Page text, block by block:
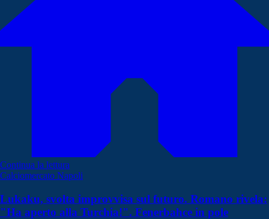
Continua la lettura
Calciomercato Napoli
Lukaku, svolta improvvisa sul futuro. Romano rivela:
"Ha aperto alla Turchia!". Fenerbahce in pole